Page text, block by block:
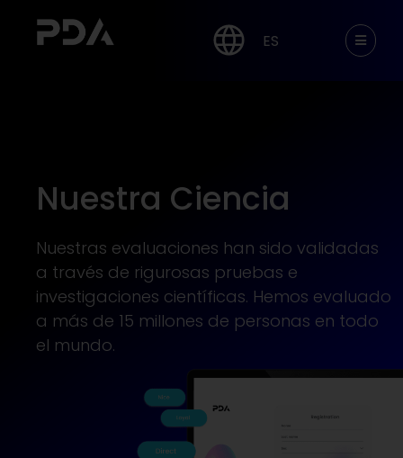
ES
Nuestra Ciencia
Nuestras evaluaciones han sido validadas
a través de rigurosas pruebas e
investigaciones científicas. Hemos evaluado
a más de 15 millones de personas en todo
el mundo.